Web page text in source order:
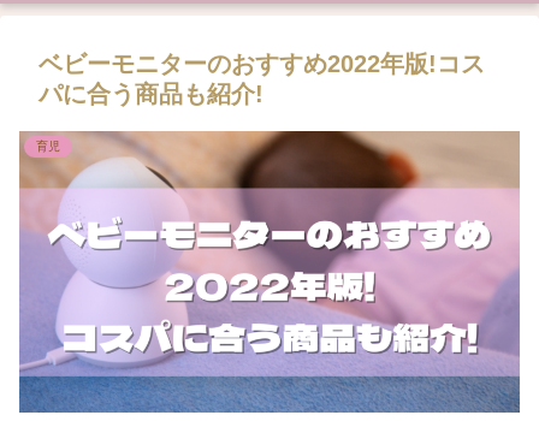
ベビーモニターのおすすめ2022年版!コス
パに合う商品も紹介!
育児